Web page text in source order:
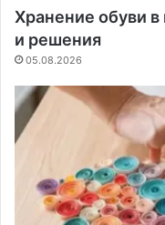
Хранение обуви
и решения
05.08.2026